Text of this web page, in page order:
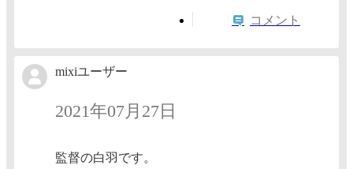
コメント
mixiユーザー
2021年07月27日
監督の白羽です。